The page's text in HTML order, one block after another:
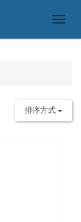
排序方式